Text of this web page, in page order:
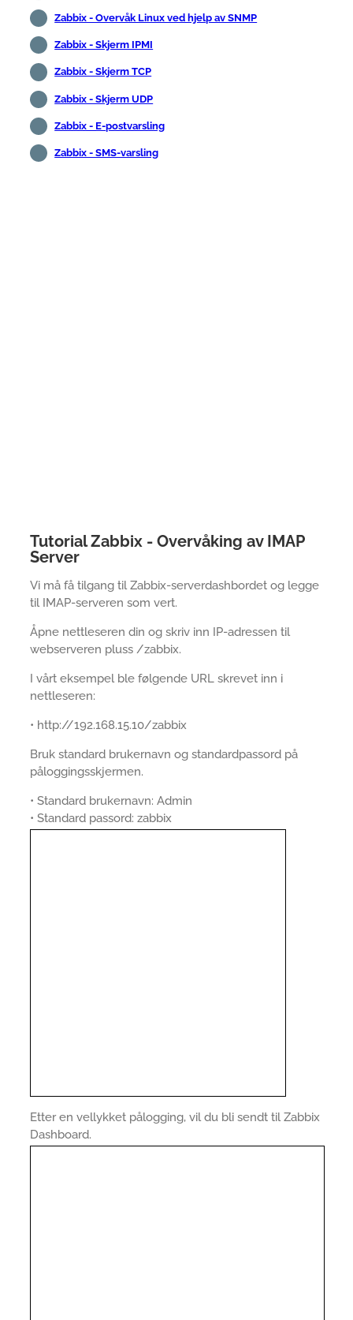
Zabbix - Overvåk Linux ved hjelp av SNMP
Zabbix - Skjerm IPMI
Zabbix - Skjerm TCP
Zabbix - Skjerm UDP
Zabbix - E-postvarsling
Zabbix - SMS-varsling
Tutorial Zabbix - Overvåking av IMAP
Server
Vi må få tilgang til Zabbix-serverdashbordet og legge
til IMAP-serveren som vert.
Åpne nettleseren din og skriv inn IP-adressen til
webserveren pluss /zabbix.
I vårt eksempel ble følgende URL skrevet inn i
nettleseren:
• http://192.168.15.10/zabbix
Bruk standard brukernavn og standardpassord på
påloggingsskjermen.
• Standard brukernavn: Admin
• Standard passord: zabbix
Etter en vellykket pålogging, vil du bli sendt til Zabbix
Dashboard.